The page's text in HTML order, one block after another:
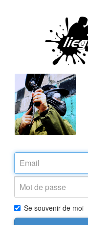
Se souvenir de moi